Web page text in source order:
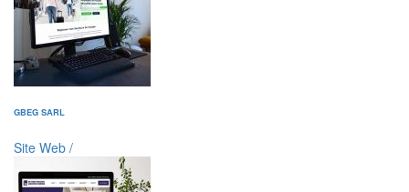
GBEG SARL
Site Web /